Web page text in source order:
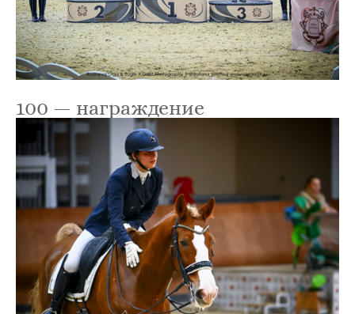
100 — награждение